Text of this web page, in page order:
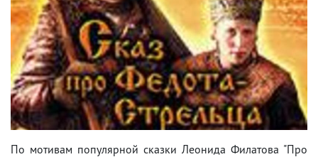
По мотивам популярной сказки Леонида Филатова "Про